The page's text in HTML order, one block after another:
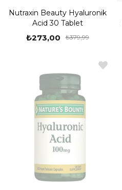
Nutraxin Beauty Hyaluronik
Acid 30 Tablet
₺273,00 ₺379,99